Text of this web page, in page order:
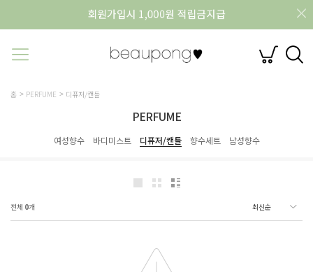
홈 PERFUME 디퓨저/캔들
PERFUME
여성향수 바디미스트 디퓨저/캔들 향수세트 남성향수
전체 0개